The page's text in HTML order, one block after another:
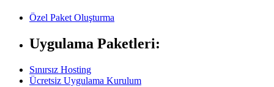
Özel Paket Oluşturma
Uygulama Paketleri:
Sınırsız Hosting
Ücretsiz Uygulama Kurulum